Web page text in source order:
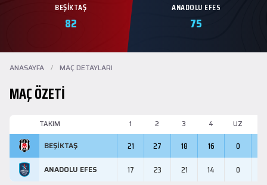
BEŞIKTAŞ
82
ANADOLU EFES
75
ANASAYFA / MAÇ DETAYLARI
MAÇ ÖZETİ
TAKIM 1 2 3 4 UZ
BEŞIKTAŞ 21 27 18 16 0
ANADOLU EFES 17 23 21 14 0